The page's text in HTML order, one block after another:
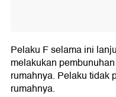
Pelaku F selama ini
melakukan
rumahnya. Pelaku tidak
rumahnya.